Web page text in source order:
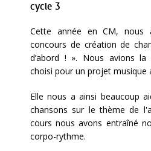
cycle 3
Cette année en CM, nous
concours de création de
d’abord ! ». Nous avions la
choisi pour un projet musique
Elle nous a ainsi beaucoup
chansons sur le thème de
cours nous avons entraîné
corpo-rythme.